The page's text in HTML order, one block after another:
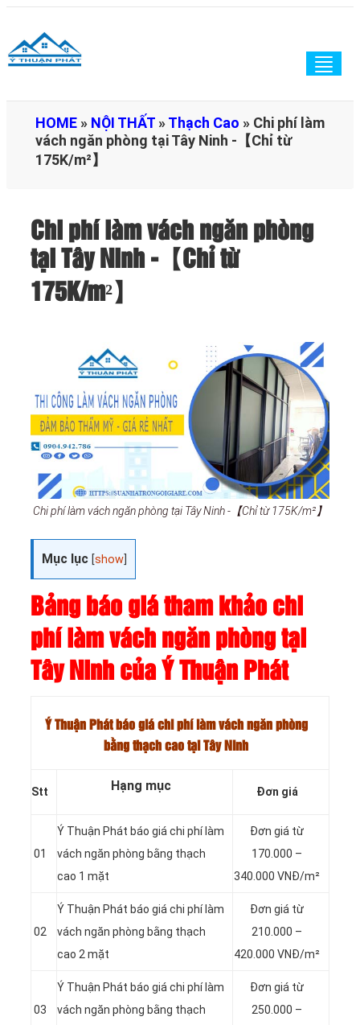
HOME » NỘI THẤT »Thạch Cao » Chi phí làm
vách ngăn phòng tại Tây Ninh -【Chỉ từ
175K/m²】
Chi phí làm vách ngăn phòng
tại Tây Ninh -【Chỉ từ
175K/m²】
Chi phí làm vách ngăn phòng tại Tây Ninh -【Chỉ từ 175K/m²】
Mục lục [show
Bảng báo giá tham khảo chi
phí làm vách ngăn phòng tại
Tây Ninh của Ý Thuận Phát
Ý Thuận Phát báo giá chi phí làm vách ngăn phòng
bằng thạch cao tại Tây Ninh
Stt Hạng mục Đơn giá
01
Ý Thuận Phát báo giá chi phí làm
vách ngăn phòng bằng thạch
cao 1 mặt
Đơn giá từ
170.000 –
340.000 VNĐ/m²
02
Ý Thuận Phát báo giá chi phí làm
vách ngăn phòng bằng thạch
cao 2 mặt
Đơn giá từ
210.000 –
420.000 VNĐ/m²
03
Ý Thuận Phát báo giá chi phí làm
vách ngăn phòng bằng thạch
Đơn giá từ
250.000 –